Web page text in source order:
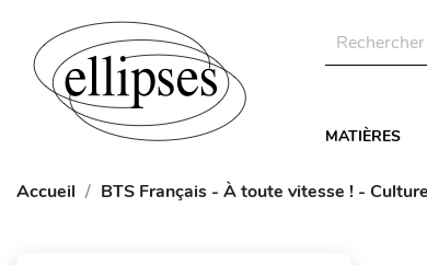
MATIÈRES
Accueil BTS Français - À toute vitesse ! -